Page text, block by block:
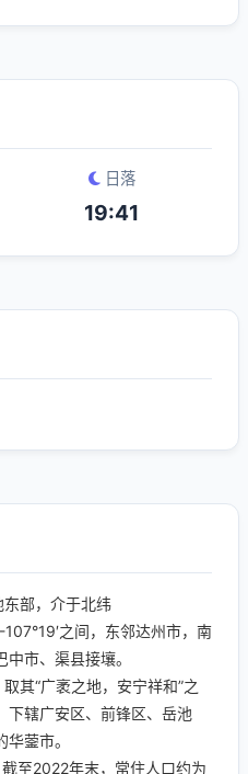
日落
19:41
部，介于北纬
之间，东邻达州市，南
市、渠县接壤。
其“广袤之地，安宁祥和”之
下辖广安区、前锋区、岳池
蓥市。
至2022年末，常住人口约为